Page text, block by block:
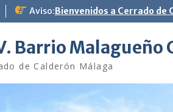
Aviso:Bienvenidos a Cerrado de
Barrio Malagueño
de Calderón Málaga